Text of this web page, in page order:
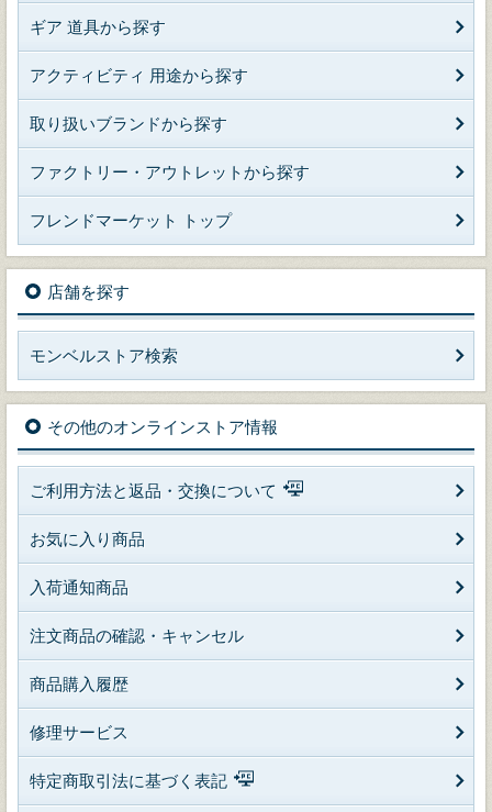
ギア 道具から探す
アクティビティ 用途から探す
取り扱いブランドから探す
ファクトリー・アウトレットから探す
フレンドマーケット トップ
店舗を探す
モンベルストア検索
その他のオンラインストア情報
ご利用方法と返品・交換について
お気に入り商品
入荷通知商品
注文商品の確認・キャンセル
商品購入履歴
修理サービス
特定商取引法に基づく表記